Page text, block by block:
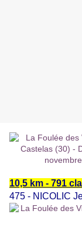
10,5 km - 791
475 - NICOLIC